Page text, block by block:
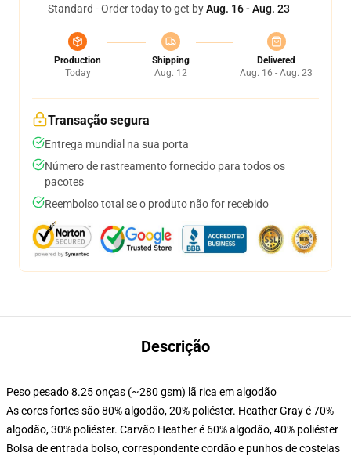
Standard - Order today to get byAug. 16 - Aug. 23
Production
Today
Shipping
Aug. 12
Delivered
Aug. 16 - Aug. 23
Transação segura
Entrega mundial na sua porta
Número de rastreamento fornecido para todos os
pacotes
Reembolso total se o produto não for recebido
Descrição
Peso pesado 8.25 onças (~280 gsm) lã rica em algodão
As cores fortes são 80% algodão, 20% poliéster. Heather Gray é 70%
algodão, 30% poliéster. Carvão Heather é 60% algodão, 40% poliéster
Bolsa de entrada bolso, correspondente cordão e punhos de costelas